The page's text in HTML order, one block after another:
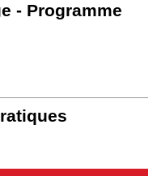
- Programme